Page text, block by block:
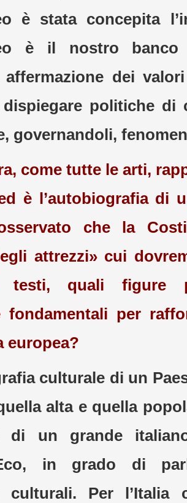
è stata concepita
è il nostro
dei
politiche di
governandoli,
come tutte le arti,
è l’autobiografia di
che la
attrezzi» cui
quali figure
fondamentali per
europea?
culturale di un
alta e quella
di un grande italiano
in grado di
culturali. Per l’Italia